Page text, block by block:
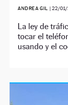
ANDREA GIL | 22/
La ley de
tocar el
usando y el